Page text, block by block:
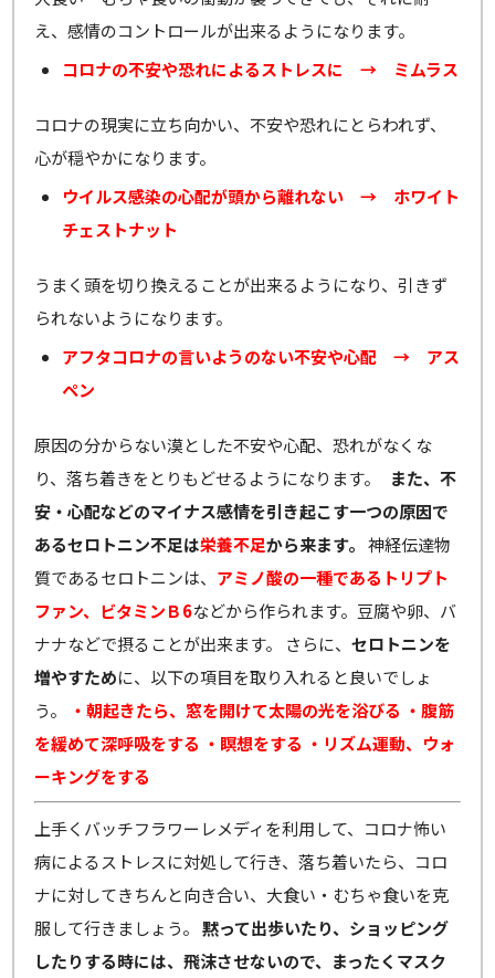
え、感情のコントロールが出来るようになります。
コロナの不安や恐れによるストレスに → ミムラス
コロナの現実に立ち向かい、不安や恐れにとらわれず、
心が穏やかになります。
ウイルス感染の心配が頭から離れない → ホワイト
チェストナット
うまく頭を切り換えることが出来るようになり、引きず
られないようになります。
アフタコロナの言いようのない不安や心配 → アス
ペン
原因の分からない漠とした不安や心配、恐れがなくな
り、落ち着きをとりもどせるようになります。 また、不
安・心配などのマイナス感情を引き起こす一つの原因で
あるセロトニン不足は栄養不足から来ます。 神経伝達物
質であるセロトニンは、 アミノ酸の一種であるトリプト
ファン、ビタミンＢ6などから作られます。豆腐や卵、バ
ナナなどで摂ることが出来ます。 さらに、セロトニンを
増やすために、以下の項目を取り入れると良いでしょ
う。
・朝起きたら、窓を開けて太陽の光を浴びる ・腹筋
を緩めて深呼吸をする ・瞑想をする ・リズム運動、ウォ
ーキングをする
上手くバッチフラワーレメディを利用して、コロナ怖い
病によるストレスに対処して行き、落ち着いたら、コロ
ナに対してきちんと向き合い、大食い・むちゃ食いを克
服して行きましょう。黙って出歩いたり、ショッピング
したりする時には、飛沫させないので、まったくマスク